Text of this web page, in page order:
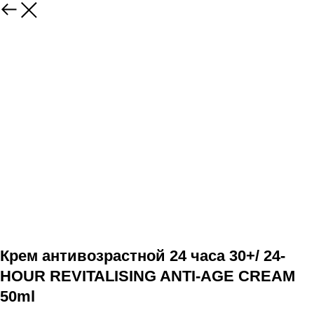
Крем антивозрастной 24 часа 30+/ 24-
HOUR REVITALISING ANTI-AGE CREAM
50ml